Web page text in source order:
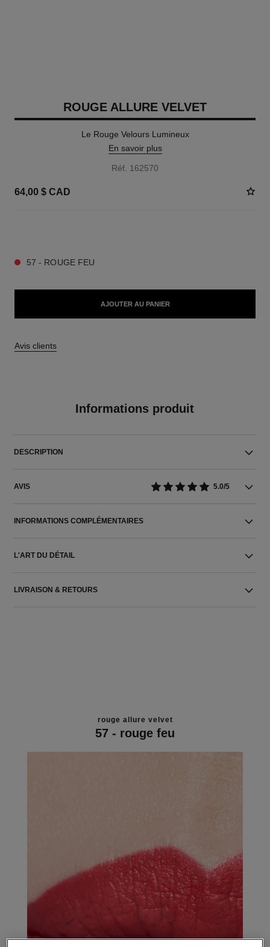
ROUGE ALLURE VELVET
Le Rouge Velours Lumineux
En savoir plus
Réf. 162570
64,00 $ CAD
57 - ROUGE FEU
AJOUTER AU PANIER
Avis clients
Informations produit
DESCRIPTION
AVIS 5.0/5
INFORMATIONS COMPLÉMENTAIRES
L'ART DU DÉTAIL
LIVRAISON & RETOURS
rouge allure velvet
57 - rouge feu